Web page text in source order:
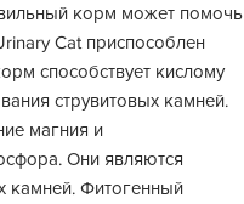
корм может помочь
Cat приспособлен
способствует кислому
струвитовых камней.
магния и
Они являются
камней. Фитогенный